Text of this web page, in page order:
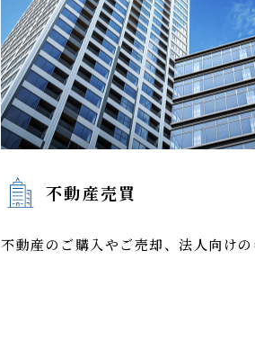
不動産売買
不動産のご購入やご売却、法人向けの